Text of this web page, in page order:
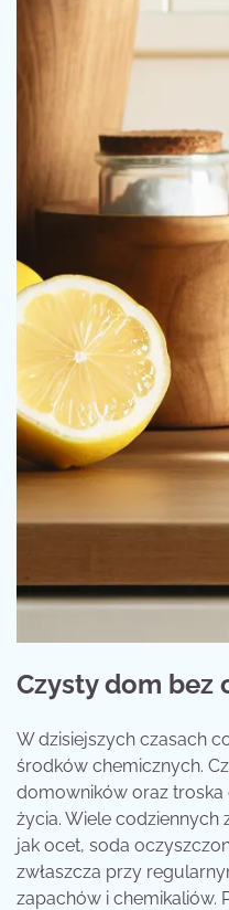
Czysty dom bez
W dzisiejszych czasach
środków chemicznych.
domowników oraz troska
życia. Wiele
jak ocet, soda
zwłaszcza przy
zapachów i chemikaliów.